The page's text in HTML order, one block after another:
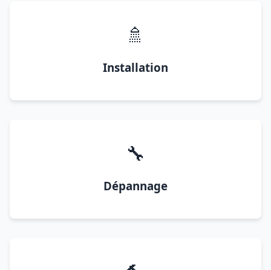
🚿
Installation
🔧
Dépannage